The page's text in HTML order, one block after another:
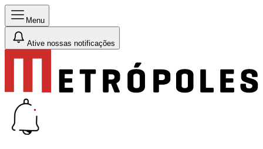
Menu
Ative nossas notificações